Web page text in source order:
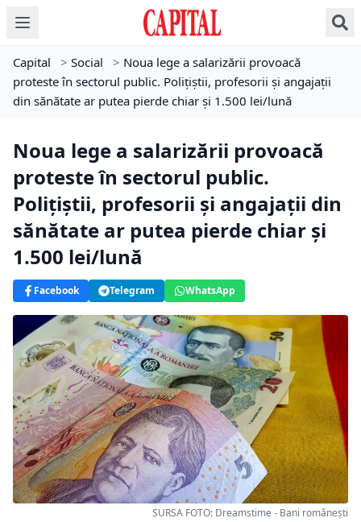
Capital > Social > Noua lege a salarizării provoacă
proteste în sectorul public. Polițiștii, profesorii și angajații
din sănătate ar putea pierde chiar și 1.500 lei/lună
Noua lege a salarizării provoacă
proteste în sectorul public.
Polițiștii, profesorii și angajații din
sănătate ar putea pierde chiar și
1.500 lei/lună
Facebook Telegram WhatsApp
SURSA FOTO: Dreamstime - Bani românești